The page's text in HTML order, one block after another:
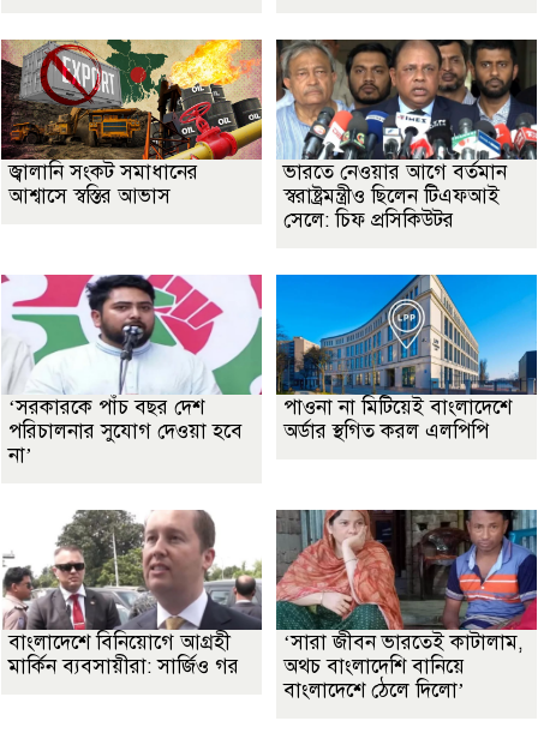
জ্বালানি সংকট সমাধানের
আশ্বাসে স্বস্তির আভাস
ভারতে নেওয়ার আগে বর্তমান
স্বরাষ্ট্রমন্ত্রীও ছিলেন টিএফআই
সেলে: চিফ প্রসিকিউটর
‘সরকারকে পাঁচ বছর দেশ
পরিচালনার সুযোগ দেওয়া হবে
না’
পাওনা না মিটিয়েই বাংলাদেশে
অর্ডার স্থগিত করল এলপিপি
বাংলাদেশে বিনিয়োগে আগ্রহী
মার্কিন ব্যবসায়ীরা: সার্জিও গর
‘সারা জীবন ভারতেই কাটালাম,
অথচ বাংলাদেশি বানিয়ে
বাংলাদেশে ঠেলে দিলো’